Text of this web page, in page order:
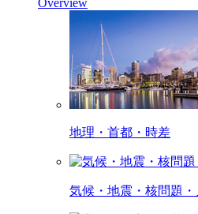
地理・首都・時差
気候・地震・核問題